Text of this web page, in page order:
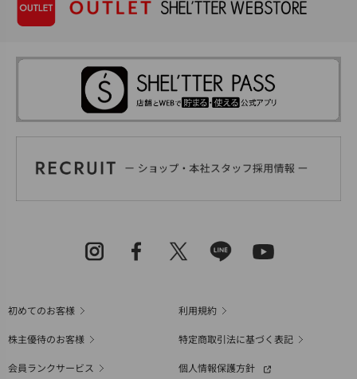
初めてのお客様
利用規約
株主優待のお客様
特定商取引法に基づく表記
会員ランクサービス
個人情報保護方針